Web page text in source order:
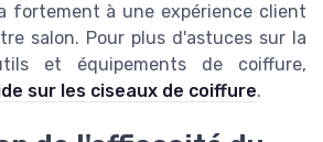
fortement à une expérience client
salon. Pour plus d'astuces sur la
et équipements de coiffure,
sur les ciseaux de coiffure.